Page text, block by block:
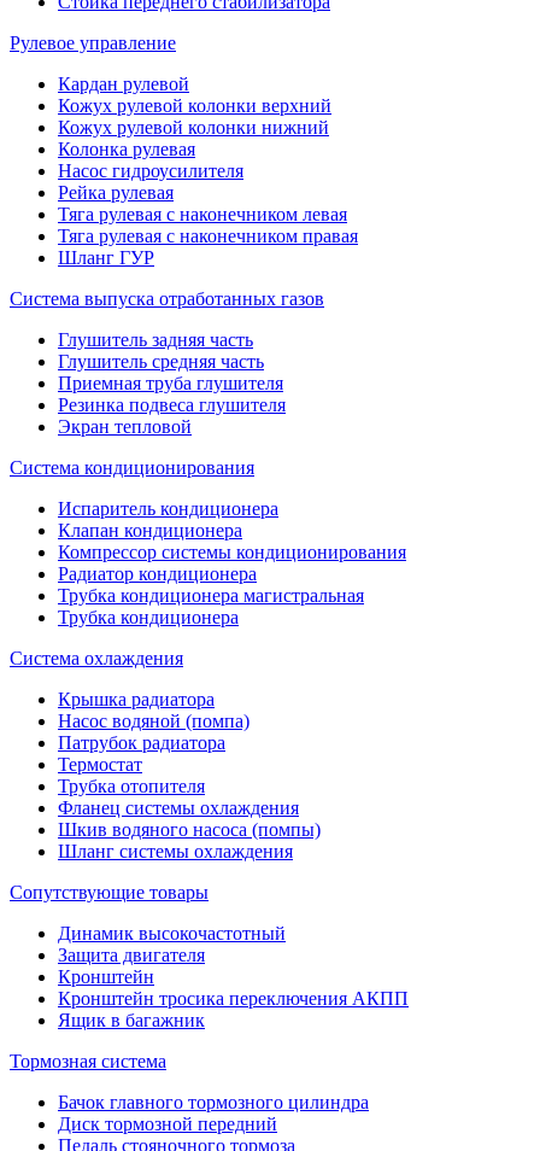
Рулевое управление
Кардан рулевой
Кожух рулевой колонки верхний
Кожух рулевой колонки нижний
Колонка рулевая
Насос гидроусилителя
Рейка рулевая
Тяга рулевая с наконечником левая
Тяга рулевая с наконечником правая
Шланг ГУР
Система выпуска отработанных газов
Глушитель задняя часть
Глушитель средняя часть
Приемная труба глушителя
Резинка подвеса глушителя
Экран тепловой
Система кондиционирования
Испаритель кондиционера
Клапан кондиционера
Компрессор системы кондиционирования
Радиатор кондиционера
Трубка кондиционера магистральная
Трубка кондиционера
Система охлаждения
Крышка радиатора
Насос водяной (помпа)
Патрубок радиатора
Термостат
Трубка отопителя
Фланец системы охлаждения
Шкив водяного насоса (помпы)
Шланг системы охлаждения
Сопутствующие товары
Динамик высокочастотный
Защита двигателя
Кронштейн
Кронштейн тросика переключения АКПП
Ящик в багажник
Тормозная система
Бачок главного тормозного цилиндра
Диск тормозной передний
Педаль стояночного тормоза